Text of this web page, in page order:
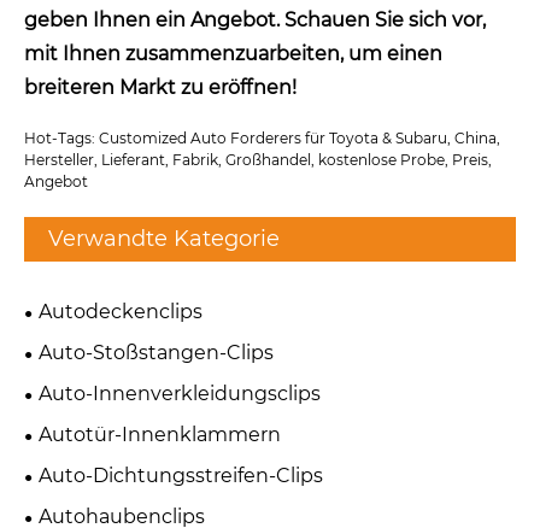
geben Ihnen ein Angebot. Schauen Sie sich vor,
mit Ihnen zusammenzuarbeiten, um einen
breiteren Markt zu eröffnen!
Hot-Tags: Customized Auto Forderers für Toyota & Subaru, China,
Hersteller, Lieferant, Fabrik, Großhandel, kostenlose Probe, Preis,
Angebot
Verwandte Kategorie
Autodeckenclips
Auto-Stoßstangen-Clips
Auto-Innenverkleidungsclips
Autotür-Innenklammern
Auto-Dichtungsstreifen-Clips
Autohaubenclips